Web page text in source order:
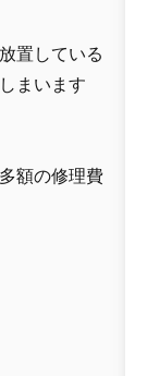
置している
まいます
額の修理費